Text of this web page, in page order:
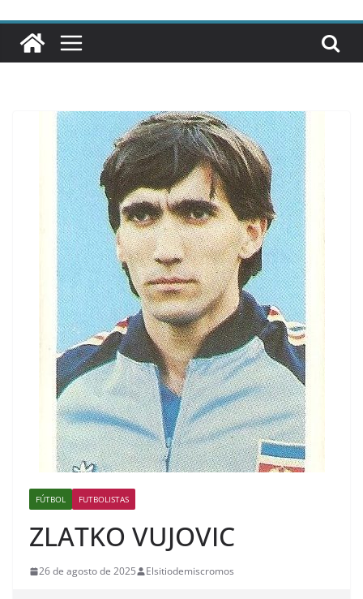
FÚTBOL FUTBOLISTAS
ZLATKO VUJOVIC
26 de agosto de 2025 Elsitiodemiscromos